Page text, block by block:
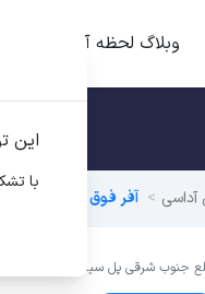
وبلاگ لحظه آخر
آفر فوق العاده تور کوش
شرقی پل سیدخندان، پلاک1366 طبقه اول
این
با